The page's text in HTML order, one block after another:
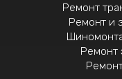
Ремонт
Ремонт и
Ремонт